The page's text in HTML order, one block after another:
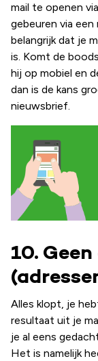
mail te openen
gebeuren via
belangrijk dat je
is. Komt de
hij op mobiel en
dan is de kans
nieuwsbrief.
10.
Alles klopt, je
resultaat uit je
je al eens
Het is namelijk